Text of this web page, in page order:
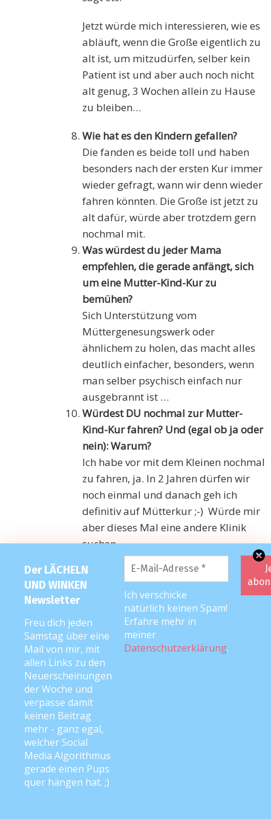
Jetzt würde mich interessieren, wie es
abläuft, wenn die Große eigentlich zu
alt ist, um mitzudürfen, selber kein
Patient ist und aber auch noch nicht
alt genug, 3 Wochen allein zu Hause
zu bleiben…
Wie hat es den Kindern gefallen?
Die fanden es beide toll und haben
besonders nach der ersten Kur immer
wieder gefragt, wann wir denn wieder
fahren könnten. Die Große ist jetzt zu
alt dafür, würde aber trotzdem gern
nochmal mit.
Was würdest du jeder Mama
empfehlen, die gerade anfängt, sich
um eine Mutter-Kind-Kur zu
bemühen?
Sich Unterstützung vom
Müttergenesungswerk oder
ähnlichem zu holen, das macht alles
deutlich einfacher, besonders, wenn
man selber psychisch einfach nur
ausgebrannt ist …
Würdest DU nochmal zur Mutter-
Kind-Kur fahren? Und (egal ob ja oder
nein): Warum?
Ich habe vor mit dem Kleinen nochmal
zu fahren, ja. In 2 Jahren dürfen wir
noch einmal und danach geh ich
definitiv auf Mütterkur ;-) Würde mir
aber dieses Mal eine andere Klinik
suchen.
***
Ina’s Interview:
Aus welchem Bundesland kommst du
und wo warst du dann in der Mutter-
Kind-Kur?
– aus Sachsen-Anhalt
– zur Kur war ich in Niendorf
(Timmendorfer Strand)
Womit hast du angefangen? Also: An
wen hast du dich als erstes gewendet,
als du darüber nachgedacht hast,
vielleicht eine Mutter-Kind-Kur
machen zu wollen?
Der LÄCHELN
UND WINKEN
Newsletter
Freu dich jeden
Samstag über eine
Mail von mir, mit
allen Links zu den
Neuerscheinungen
der Woche und
verpasse damit
keinen Beitrag
mehr - ganz egal,
welcher Social
Media Algorithmus
gerade einen Pups
quer hängen hat. ;)
Ich verschicke
natürlich keinen Spam!
Erfahre mehr in
meiner
Datenschutzerklärung.